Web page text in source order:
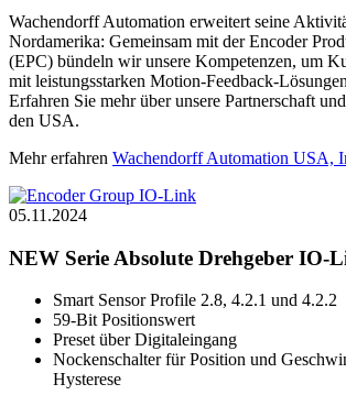
Wachendorff Automation erweitert seine
Nordamerika: Gemeinsam mit der Encoder
(EPC) bündeln wir unsere Kompetenzen, um
mit leistungsstarken Motion-Feedback-
Erfahren Sie mehr über unsere Partnerschaft
den USA.
Mehr erfahren Wachendorff Automation USA,
05.11.2024
NEW Serie Absolute Drehgeber IO-
Smart Sensor Profile 2.8, 4.2.1 und 4.2.2
59-Bit Positionswert
Preset über Digitaleingang
Nockenschalter für Position und
Hysterese